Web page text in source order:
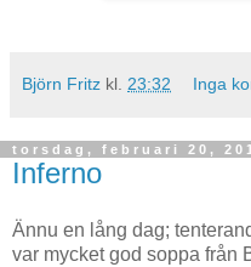
Björn Fritz kl. 23:32 Inga
torsdag, februari 20,
Inferno
Ännu en lång dag;
var mycket god soppa från